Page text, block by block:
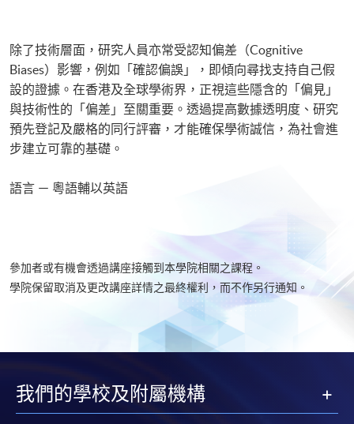
除了技術層面，研究人員亦常受認知偏差（Cognitive
Biases）影響，例如「確認偏誤」，即傾向尋找支持自己假
設的證據。在香港及全球學術界，正視這些隱含的「偏見」
與技術性的「偏差」至關重要。透過提高數據透明度、研究
預先登記及嚴格的同行評審，才能確保學術誠信，為社會進
步建立可靠的基礎。
語言 － 粵語輔以英語
參加者或有機會透過講座接觸到本學院相關之課程。
學院保留取消及更改講座詳情之最終權利，而不作另行通知。
我們的學校及附屬機構